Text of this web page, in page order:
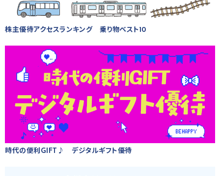
株主優待アクセスランキング 乗り物ベスト10
時代の便利GIFT♪ デジタルギフト優待